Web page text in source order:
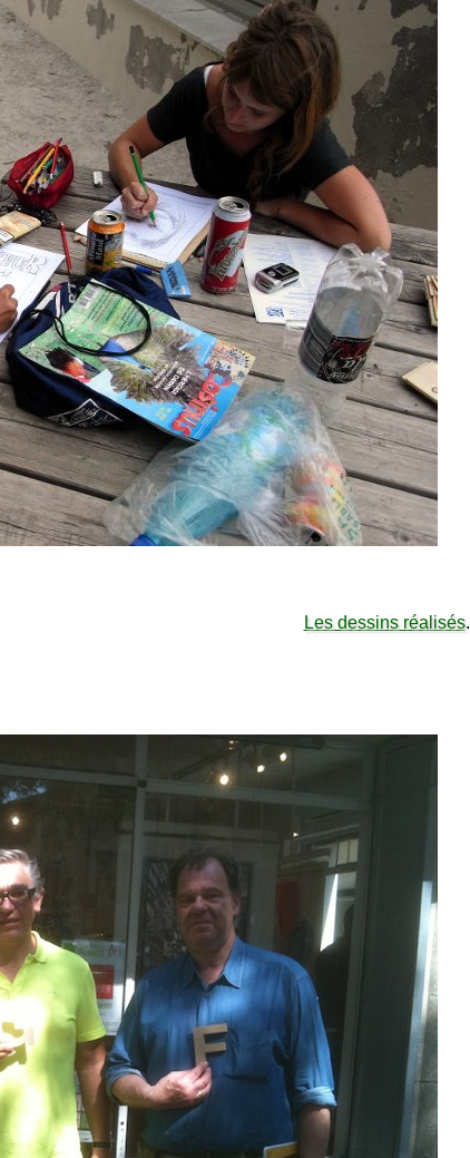
Les dessins réalisés.